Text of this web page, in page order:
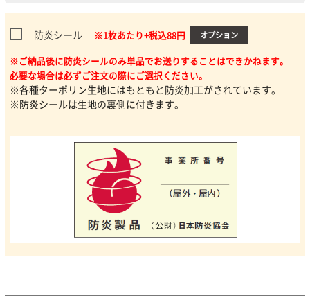
防炎シール ※1枚あたり+税込88円 オプション
※ご納品後に防炎シールのみ単品でお送りすることはできかねます。
必要な場合は必ずご注文の際にご選択ください。
※各種ターポリン生地にはもともと防炎加工がされています。
※防炎シールは生地の裏側に付きます。